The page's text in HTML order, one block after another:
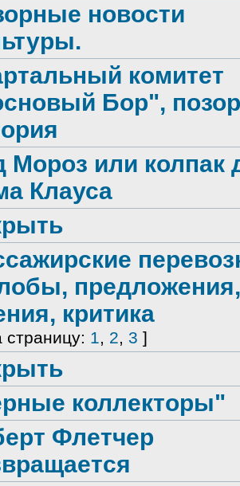
новости
комитет
Бор",
Мороз или колпак
Клауса
предложения,
критика
страницу: 1, 2, 3 ]
коллекторы"
Флетчер